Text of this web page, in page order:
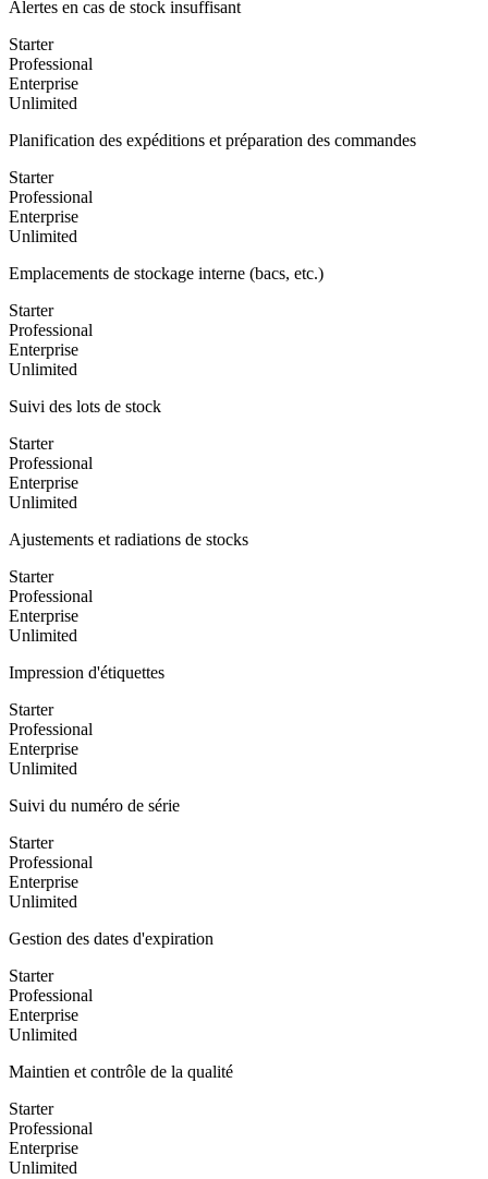
Alertes en cas de stock insuffisant
Starter
Professional
Enterprise
Unlimited
Planification des expéditions et préparation des commandes
Starter
Professional
Enterprise
Unlimited
Emplacements de stockage interne (bacs, etc.)
Starter
Professional
Enterprise
Unlimited
Suivi des lots de stock
Starter
Professional
Enterprise
Unlimited
Ajustements et radiations de stocks
Starter
Professional
Enterprise
Unlimited
Impression d'étiquettes
Starter
Professional
Enterprise
Unlimited
Suivi du numéro de série
Starter
Professional
Enterprise
Unlimited
Gestion des dates d'expiration
Starter
Professional
Enterprise
Unlimited
Maintien et contrôle de la qualité
Starter
Professional
Enterprise
Unlimited